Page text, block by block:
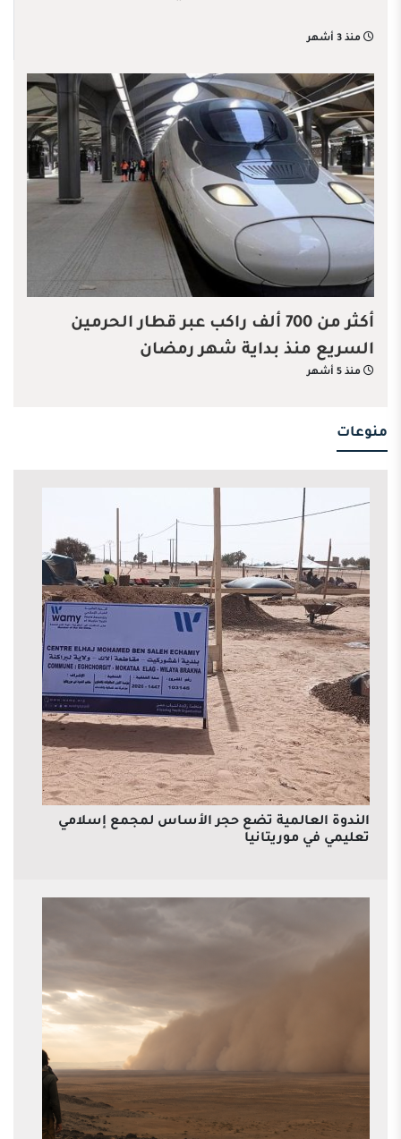
منذ 3 أشهر
أكثر من 700 ألف راكب عبر قطار الحرمين
السريع منذ بداية شهر رمضان
منذ 5 أشهر
منوعات
الندوة العالمية تضع حجر الأساس لمجمع إسلامي
تعليمي في موريتانيا